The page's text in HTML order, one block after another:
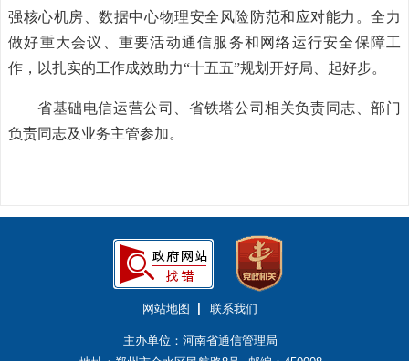
强核心机房、数据中心物理安全风险防范和应对能力。全力
做好重大会议、重要活动通信服务和网络运行安全保障工
作，以扎实的工作成效助力“十五五”规划开好局、起好步。
省基础电信运营公司、省铁塔公司相关负责同志、部门
负责同志及业务主管参加。
网站地图 联系我们
主办单位：河南省通信管理局